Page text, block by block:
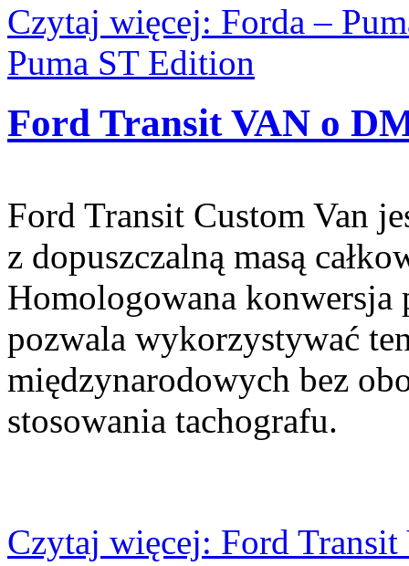
Czytaj więcej: Forda –
Puma ST Edition
Ford Transit VAN o
Ford Transit Custom Van
z dopuszczalną masą
Homologowana
pozwala wykorzystywać
międzynarodowych bez
stosowania tachografu.
Czytaj więcej: Ford